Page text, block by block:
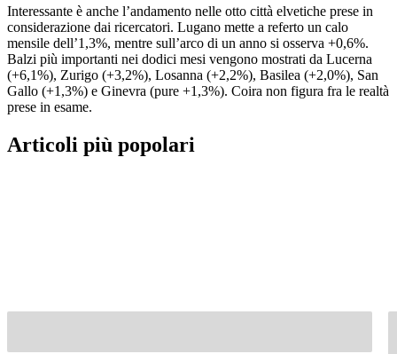
Interessante è anche l’andamento nelle otto città elvetiche prese in
considerazione dai ricercatori. Lugano mette a referto un calo
mensile dell’1,3%, mentre sull’arco di un anno si osserva +0,6%.
Balzi più importanti nei dodici mesi vengono mostrati da Lucerna
(+6,1%), Zurigo (+3,2%), Losanna (+2,2%), Basilea (+2,0%), San
Gallo (+1,3%) e Ginevra (pure +1,3%). Coira non figura fra le realtà
prese in esame.
Articoli più popolari